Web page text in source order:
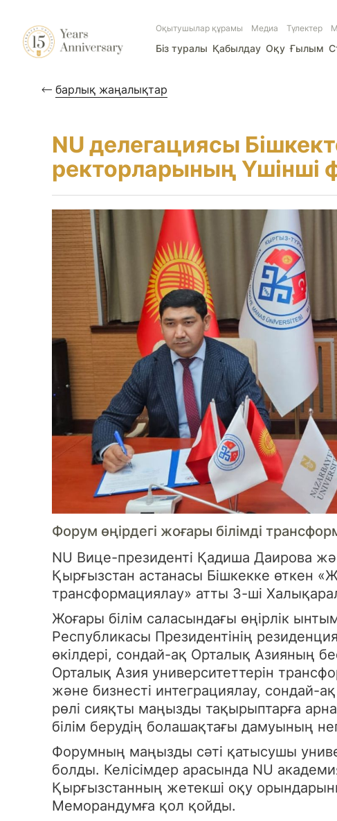
Оқытушылар құрамы Медиа Түлектер
Біз туралы Қабылдау Оқу Ғылым
барлық жаңалықтар
NU делегациясы
ректорларының Үшінші
Форум өңірдегі жоғары білімді
NU Вице-президенті Қадиша Даирова
Қырғызстан астанасы Бішкекке өткен
трансформациялау» атты 3-ші
Жоғары білім саласындағы өңірлік
Республикасы Президентінің
өкілдері, сондай-ақ Орталық Азияның
Орталық Азия университеттерін
және бизнесті интеграциялау, сондай-
рөлі сияқты маңызды тақырыптарға
білім берудің болашақтағы дамуының
Форумның маңызды сәті қатысушы
болды. Келісімдер арасында NU
Қырғызстанның жетекші оқу
Меморандумға қол қойды.